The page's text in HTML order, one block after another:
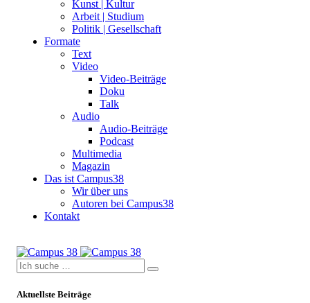
Kunst | Kultur
Arbeit | Studium
Politik | Gesellschaft
Formate
Text
Video
Video-Beiträge
Doku
Talk
Audio
Audio-Beiträge
Podcast
Multimedia
Magazin
Das ist Campus38
Wir über uns
Autoren bei Campus38
Kontakt
Aktuellste Beiträge